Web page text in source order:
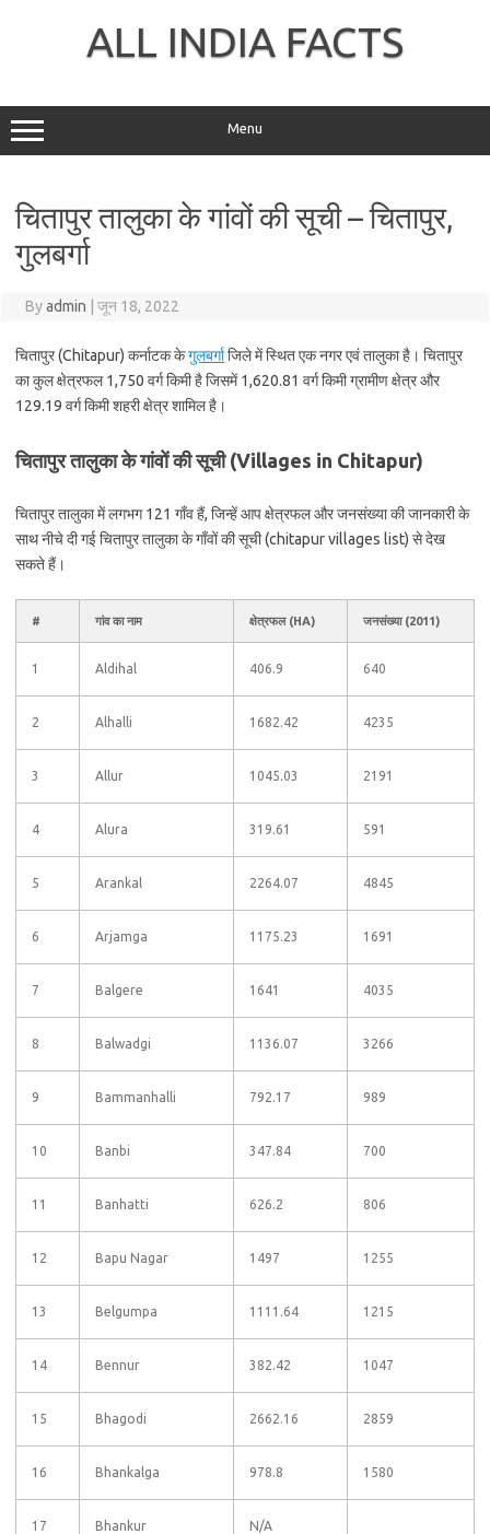
ALL INDIA FACTS
Menu
चितापुर तालुका के गांवों की सूची – चितापुर,
गुलबर्गा
Byadmin जून 18, 2022
चितापुर (Chitapur) कर्नाटक केगुलबर्गाजिले में स्थित एक नगर एवं तालुका है। चितापुर
का कुल क्षेत्रफल 1,750 वर्ग किमी है जिसमें 1,620.81 वर्ग किमी ग्रामीण क्षेत्र और
129.19 वर्ग किमी शहरी क्षेत्र शामिल है।
चितापुर तालुका के गांवों की सूची (Villages in Chitapur)
चितापुर तालुका में लगभग 121 गाँव हैं, जिन्हें आप क्षेत्रफल और जनसंख्या की जानकारी के
साथ नीचे दी गई चितापुर तालुका के गाँवों की सूची (chitapur villages list) से देख
सकते हैं।
# गांव का नाम क्षेत्रफल (HA) जनसंख्या (2011)
1 Aldihal 406.9 640
2 Alhalli 1682.42 4235
3 Allur 1045.03 2191
4 Alura 319.61 591
5 Arankal 2264.07 4845
6 Arjamga 1175.23 1691
7 Balgere 1641 4035
8 Balwadgi 1136.07 3266
9 Bammanhalli 792.17 989
10 Banbi 347.84 700
11 Banhatti 626.2 806
12 Bapu Nagar 1497 1255
13 Belgumpa 1111.64 1215
14 Bennur 382.42 1047
15 Bhagodi 2662.16 2859
16 Bhankalga 978.8 1580
17 Bhankur N/A